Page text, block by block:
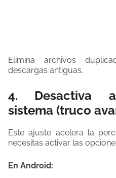
Elimina archivos
descargas antiguas.
4. Desactiva
sistema (truco
Este ajuste acelera la
necesitas activar las
En Android: